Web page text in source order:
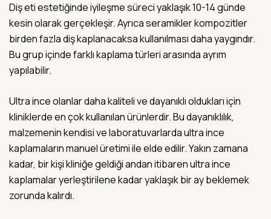
Diş eti estetiğinde iyileşme süreci yaklaşık 10-14 günde
kesin olarak gerçekleşir. Ayrıca seramikler kompozitler
birden fazla diş kaplanacaksa kullanılması daha yaygındır.
Bu grup içinde farklı kaplama türleri arasında ayrım
yapılabilir.
Ultra ince olanlar daha kaliteli ve dayanıklı oldukları için
kliniklerde en çok kullanılan ürünlerdir. Bu dayanıklılık,
malzemenin kendisi ve laboratuvarlarda ultra ince
kaplamaların manuel üretimi ile elde edilir. Yakın zamana
kadar, bir kişi kliniğe geldiği andan itibaren ultra ince
kaplamalar yerleştirilene kadar yaklaşık bir ay beklemek
zorunda kalırdı.